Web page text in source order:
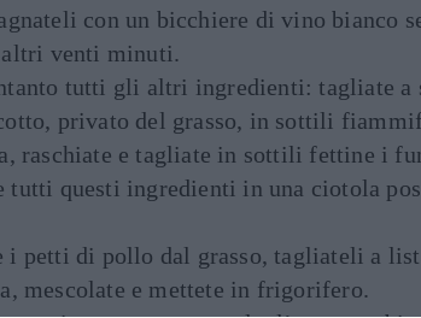
con un bicchiere di vino bianco
altri venti minuti.
tutti gli altri ingredienti: tagliate
privato del grasso, in sottili
raschiate e tagliate in sottili fettine i
tutti questi ingredienti in una ciotola
i petti di pollo dal grasso, tagliateli a
mescolate e mettete in frigorifero.